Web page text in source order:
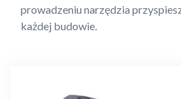
prowadzeniu narzędzia
każdej budowie.